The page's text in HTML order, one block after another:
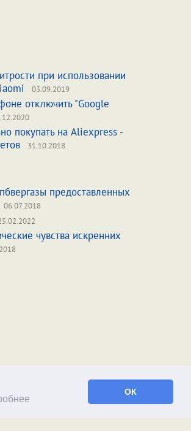
ОК
при использовании
03.09.2019
отключить "Google
покупать на Aliexpress -
31.10.2018
предоставленных
06.07.2018
чувства искренних
RSS блога